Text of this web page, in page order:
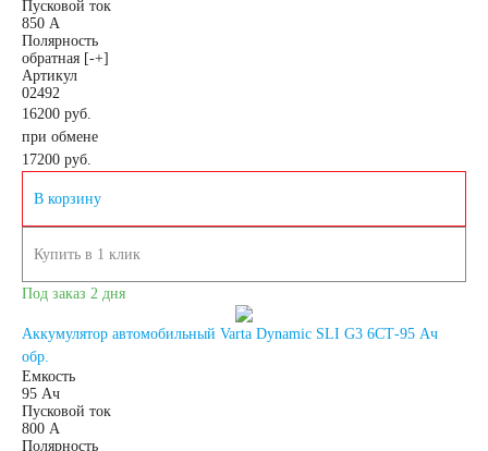
АКБ для
Пусковой ток
850 А
Полярность
обратная [-+]
Артикул
02492
16200 руб.
при обмене
17200 руб.
В корзину
Купить в 1 клик
Под заказ 2 дня
Аккумулятор автомобильный Varta Dynamic SLI G3 6СТ-95 Ач
обр.
Емкость
95 Ач
Пусковой ток
800 А
Полярность